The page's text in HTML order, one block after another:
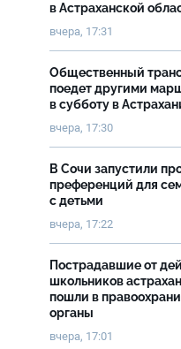
в Астраханской
вчера, 17:31
Общественный
поедет другими
в субботу в
вчера, 17:30
В Сочи запустили
преференций для
с детьми
вчера, 17:22
Пострадавшие от
школьников
пошли в
органы
вчера, 17:01